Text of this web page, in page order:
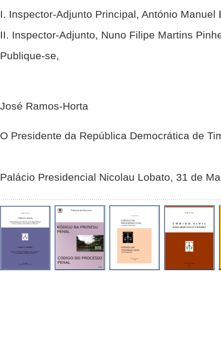
I. Inspector-Adjunto Principal, António Manuel
II. Inspector-Adjunto, Nuno Filipe Martins
Publique-se,
José Ramos-Horta
O Presidente da República Democrática de
Palácio Presidencial Nicolau Lobato, 31 de